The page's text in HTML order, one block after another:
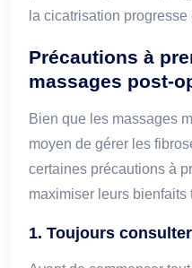
la cicatrisation
Précautions à
massages post-
Bien que les massages
moyen de gérer les
certaines précautions à
maximiser leurs bienfaits
1. Toujours